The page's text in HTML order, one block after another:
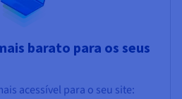
barato para os seus
acessível para o seu site: